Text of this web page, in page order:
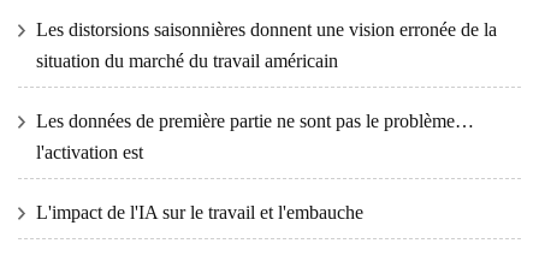
Les distorsions saisonnières donnent une vision erronée de la
situation du marché du travail américain
Les données de première partie ne sont pas le problème…
l'activation est
L'impact de l'IA sur le travail et l'embauche